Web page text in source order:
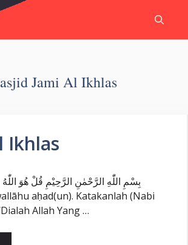
Jami Al Ikhlas
Ikhlas
Allah Yang …